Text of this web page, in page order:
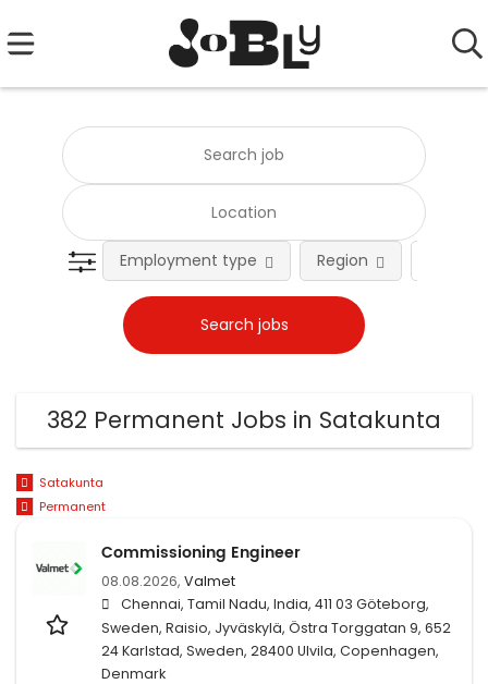
Employment type Region
382 Permanent Jobs in Satakunta
Satakunta
Permanent
Commissioning Engineer
08.08.2026, Valmet
Chennai, Tamil Nadu, India, 411 03 Göteborg,
Sweden, Raisio, Jyväskylä, Östra Torggatan 9, 652
24 Karlstad, Sweden, 28400 Ulvila, Copenhagen,
Denmark